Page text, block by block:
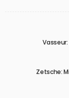
Zetsche: